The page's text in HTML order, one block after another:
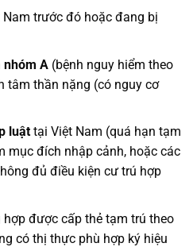
trước đó hoặc đang bị
nhóm A(bệnh nguy hiểm theo
tâm thần nặng (có nguy cơ
luậttại Việt Nam (quá hạn tạm
mục đích nhập cảnh, hoặc các
đủ điều kiện cư trú hợp
được cấp thẻ tạm trú theo
có thị thực phù hợp ký hiệu